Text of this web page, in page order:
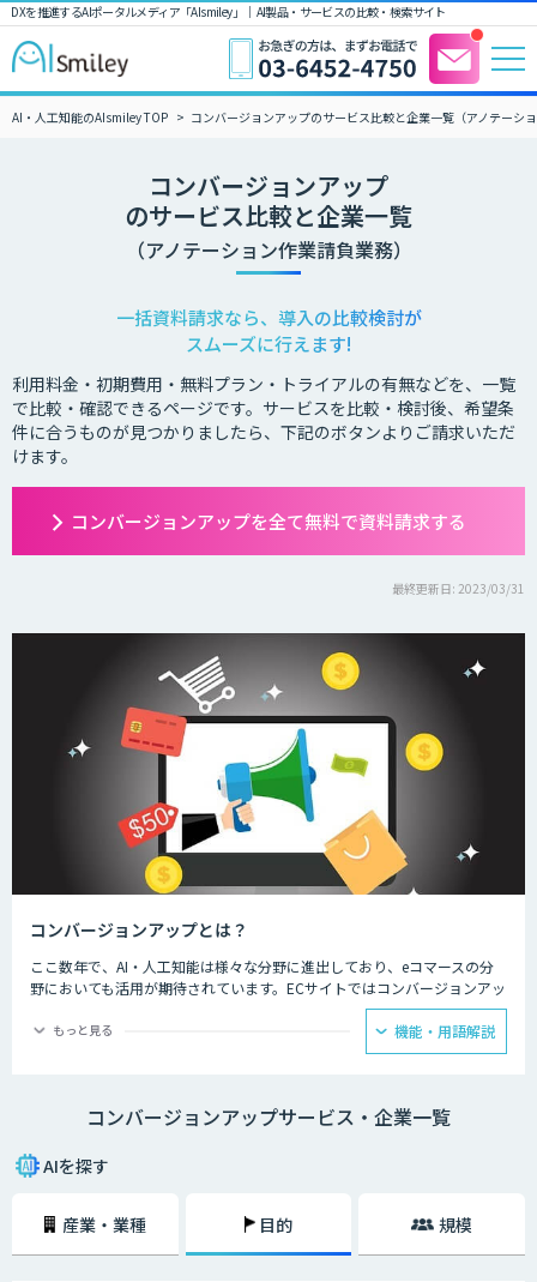
DXを推進するAIポータルメディア「AIsmiley」｜ AI製品・サービスの比較・検索サイト
AI・人工知能のAIsmiley TOP コンバージョンアップのサービス比較と企業一覧（アノテーシ
コンバージョンアップ
のサービス比較と企業一覧
（アノテーション作業請負業務）
一括資料請求なら、導入の比較検討が
スムーズに行えます!
利用料金・初期費用・無料プラン・トライアルの有無などを、一覧
で比較・確認できるページです。サービスを比較・検討後、希望条
件に合うものが見つかりましたら、下記のボタンよりご請求いただ
けます。
コンバージョンアップを全て無料で資料請求する
最終更新日: 2023/03/31
コンバージョンアップとは？
ここ数年で、AI・人工知能は様々な分野に進出しており、eコマースの分
野においても活用が期待されています。ECサイトではコンバージョンアッ
プのために、新しい顧客とのコミュニケーションや多様化するニーズへの
対応に、AI・人工知能の技術が活用されています。
「既にクーポンの自動表示を行っているが逆効果だという声もある」
このようなお悩みの声が数多く寄せられています。
お客様の行動履歴から1人ひとりのニーズを分析し、興味のある商品を最
もっと見る 機能・用語解説
コンバージョンアップサービス・企業一覧
AIを探す
産業・業種 目的 規模